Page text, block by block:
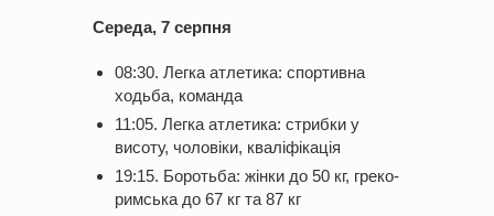
Середа, 7 серпня
08:30. Легка атлетика: спортивна
ходьба, команда
11:05. Легка атлетика: стрибки у
висоту, чоловіки, кваліфікація
19:15. Боротьба: жінки до 50 кг, греко-
римська до 67 кг та 87 кг